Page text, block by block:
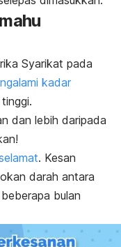
Syarikat pada
kadar
dan lebih daripada
. Kesan
darah antara
bulan